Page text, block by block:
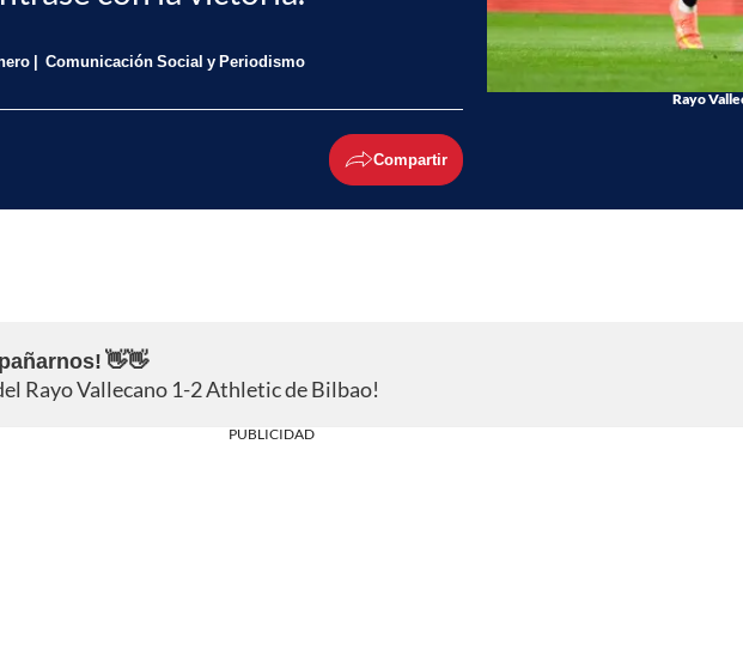
Comunicación Social y Periodismo
Compartir
Whatsapp
Rayo
👋👋
Rayo Vallecano 1-2 Athletic de Bilbao!
PUBLICIDAD